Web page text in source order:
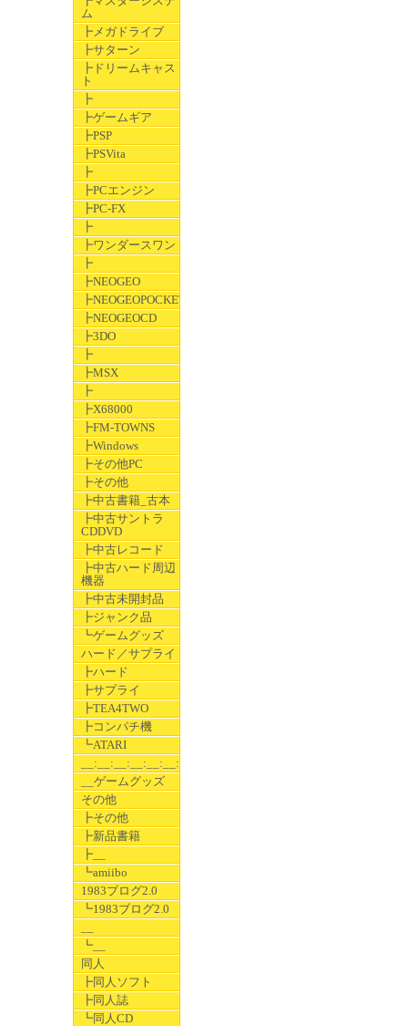
ム
┣メガドライブ
┣サターン
┣ドリームキャス
ト
┣
┣ゲームギア
┣PSP
┣PSVita
┣
┣PCエンジン
┣PC-FX
┣
┣ワンダースワン
┣
┣NEOGEO
┣NEOGEOPOCKET
┣NEOGEOCD
┣3DO
┣
┣MSX
┣
┣X68000
┣FM-TOWNS
┣Windows
┣その他PC
┣その他
┣中古書籍_古本
┣中古サントラ
CDDVD
┣中古レコード
┣中古ハード周辺
機器
┣中古未開封品
┣ジャンク品
┗ゲームグッズ
ハード／サプライ
┣ハード
┣サプライ
┣TEA4TWO
┣コンパチ機
┗ATARI
__:__:__:__:__:__:__
__ゲームグッズ
その他
┣その他
┣新品書籍
┣__
┗amiibo
1983ブログ2.0
┗1983ブログ2.0
┗__
同人
┣同人ソフト
┣同人誌
┗同人CD